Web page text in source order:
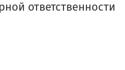
ответственности